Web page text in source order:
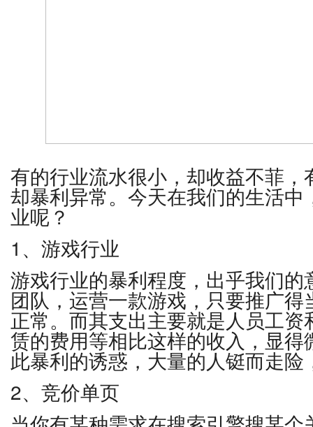
有的行业流水很小，却收益不菲
却暴利异常。今天在我们的生活
业呢？
1、游戏行业
游戏行业的暴利程度，出乎我们
团队，运营一款游戏，只要推广
正常。而其支出主要就是人员工
赁的费用等相比这样的收入，显
此暴利的诱惑，大量的人铤而走险
2、竞价单页